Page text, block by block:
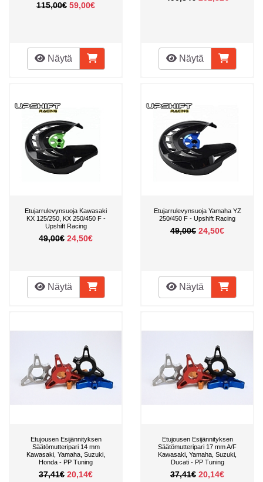
115,00€ 59,00€
Näytä Näytä
Etujarrulevynsuoja Kawasaki
KX 125/250, KX 250/450 F -
Upshift Racing
49,00€ 24,50€
Näytä
Etujarrulevynsuoja Yamaha YZ
250/450 F - Upshift Racing
49,00€ 24,50€
Näytä
Etujousen Esijännityksen
Säätömutteripari 14 mm
Kawasaki, Yamaha, Suzuki,
Honda - PP Tuning
37,41€ 20,14€
Etujousen Esijännityksen
Säätömutteripari 17 mm A/F
Kawasaki, Yamaha, Suzuki,
Ducati - PP Tuning
37,41€ 20,14€